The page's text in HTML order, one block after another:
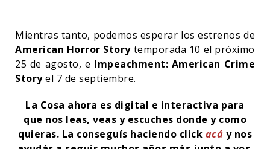
Mientras tanto, podemos esperar los estrenos de
American Horror Story temporada 10 el próximo
25 de agosto, e Impeachment: American Crime
Storyel 7 de septiembre.
La Cosa ahora es digital e interactiva para
que nos leas, veas y escuches donde y como
quieras. La conseguís haciendo click acá y nos